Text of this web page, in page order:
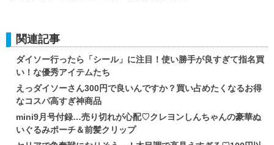
関連記事
ダイソー行ったら「シール」に注目！使い勝手が良すぎて指名買
い！な優秀アイテムたち
えっダイソーさん300円で良いんですか？買い占めたくなるお得
なコスパ高すぎ神商品
mini9月号付録…売り切れが心配♡クレヨンしんちゃんの豪華ぬ
いぐるみポーチ＆前髪クリップ